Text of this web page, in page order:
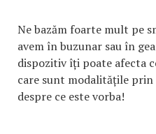
Ne bazăm foarte mult pe
avem în buzunar sau în
dispozitiv îți poate afecta
care sunt modalitățile prin
despre ce este vorba!